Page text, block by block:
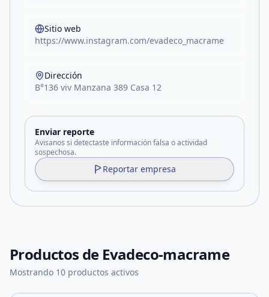
Sitio web
https://www.instagram.com/evadeco_macrame
Dirección
B°136 viv Manzana 389 Casa 12
Enviar reporte
Avisanos si detectaste información falsa o actividad
sospechosa.
Reportar empresa
Productos de Evadeco-macrame
Mostrando 10 productos activos